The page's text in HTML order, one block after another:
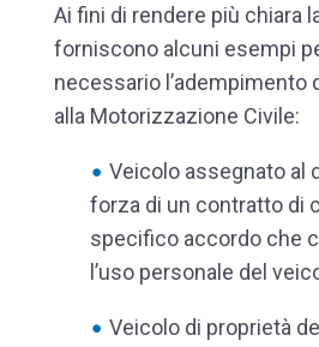
Ai fini di rendere più chiara
forniscono alcuni esempi
necessario l’adempimento
alla Motorizzazione Civile:
Veicolo assegnato al
forza di un contratto di
specifico accordo che
l’uso personale del
Veicolo di proprietà